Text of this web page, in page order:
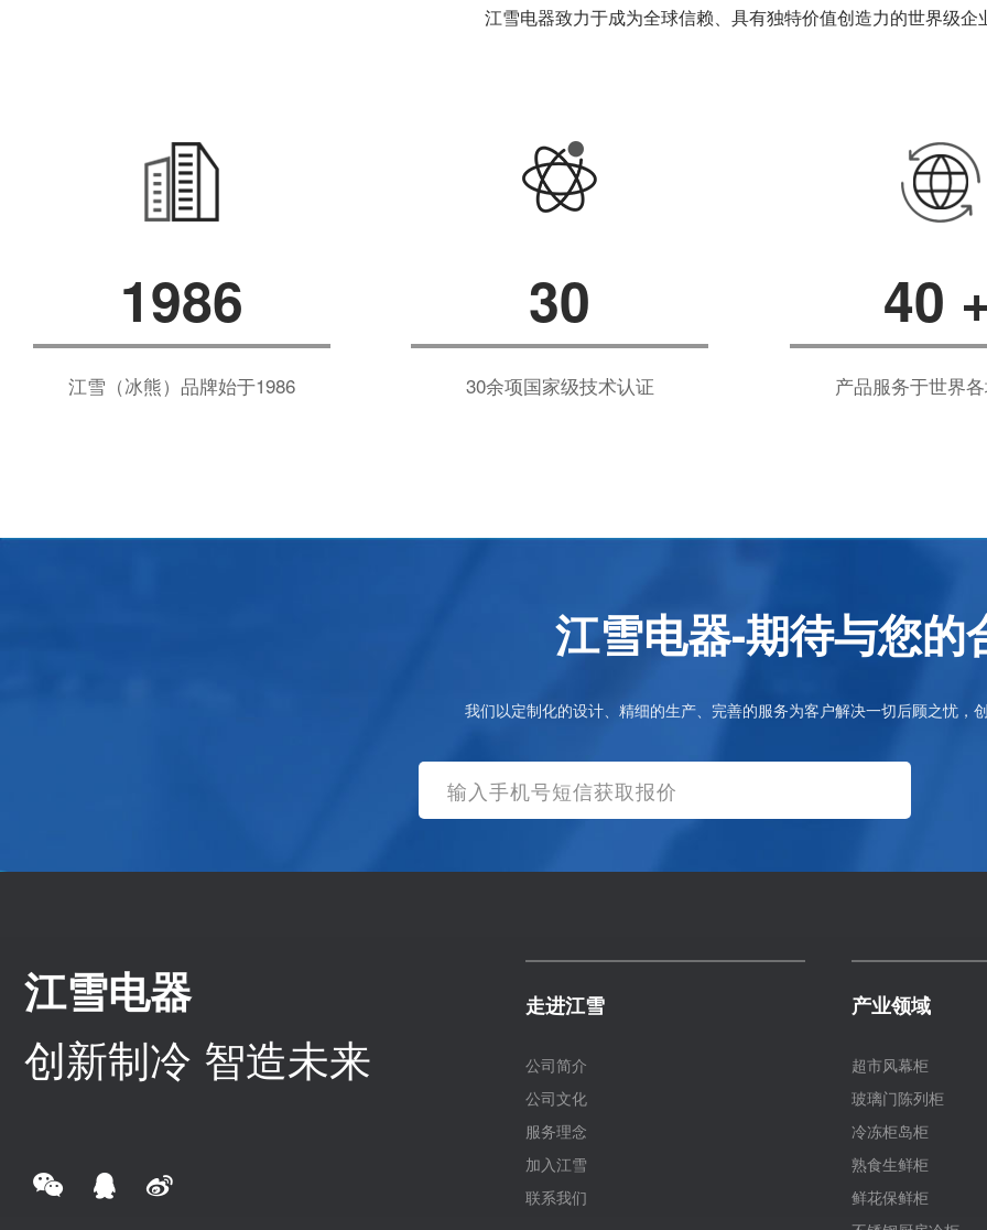
江雪电器致力于成为全球信赖、具有独特价值创造力的世界级企
1986
江雪（冰熊）品牌始于1986
30
30余项国家级技术认证
40
产品服务于世界
江雪电器-期待与您的
我们以定制化的设计、精细的生产、完善的服务为客户解决一切后顾之忧，
江雪电器
创新制冷 智造未来
  
走进江雪
公司简介
公司文化
服务理念
加入江雪
联系我们
产业领域
超市风幕柜
玻璃门陈列柜
冷冻柜岛柜
熟食生鲜柜
鲜花保鲜柜